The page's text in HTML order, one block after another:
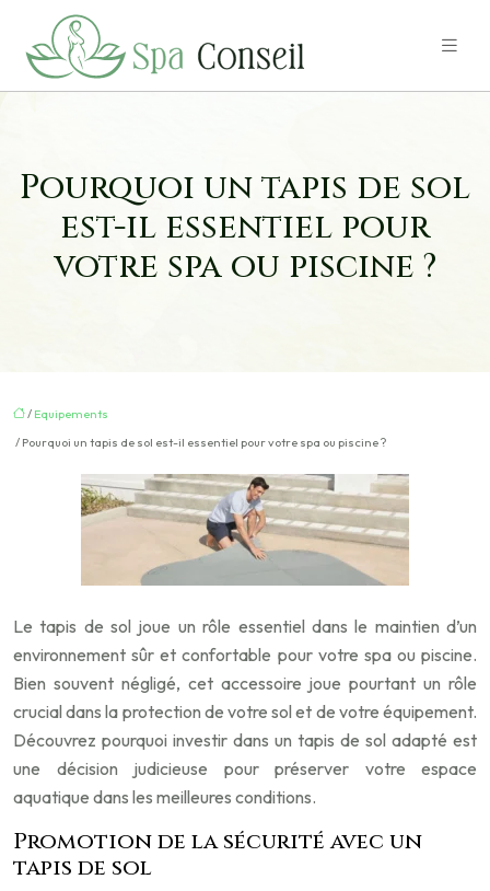
Pourquoi un tapis de sol
est-il essentiel pour
votre spa ou piscine ?
/ Equipements
/ Pourquoi un tapis de sol est-il essentiel pour votre spa ou piscine ?
Le tapis de sol joue un rôle essentiel dans le maintien d’un
environnement sûr et confortable pour votre spa ou piscine.
Bien souvent négligé, cet accessoire joue pourtant un rôle
crucial dans la protection de votre sol et de votre équipement.
Découvrez pourquoi investir dans un tapis de sol adapté est
une décision judicieuse pour préserver votre espace
aquatique dans les meilleures conditions.
Promotion de la sécurité avec un
tapis de sol